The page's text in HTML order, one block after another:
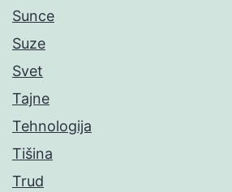
Sunce
Suze
Svet
Tajne
Tehnologija
Tišina
Trud